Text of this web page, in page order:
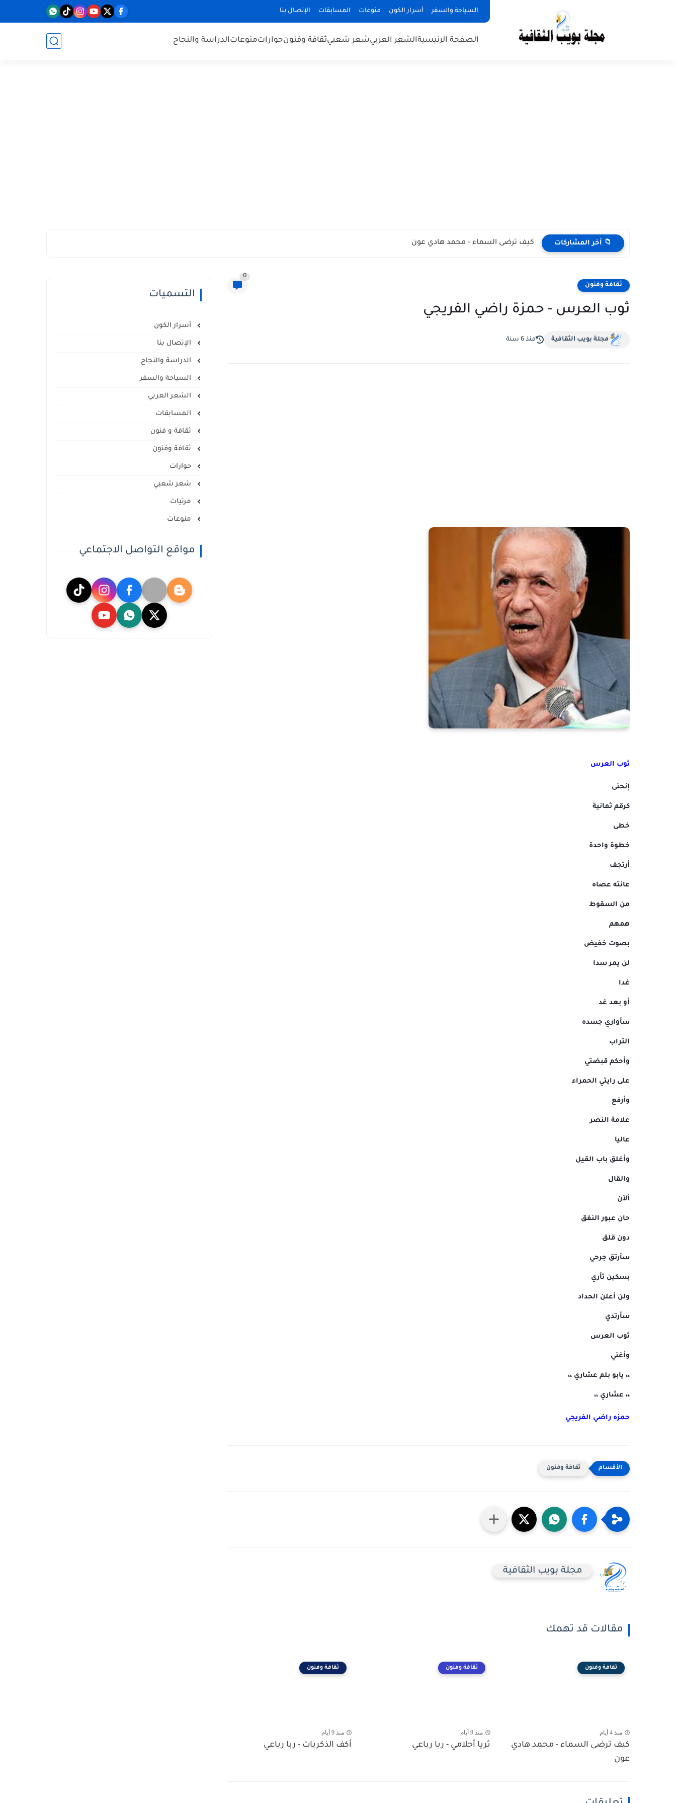
السياحة والسفر أسرار الكون منوعات المسابقات الإتصال بنا
الصفحة الرئيسيةالشعر العربيشعر شعبيثقافة وفنونحواراتمنوعاتالدراسة والنجاح
📁 أخر المشاركات كيف ترضى السماء - محمد هادي عون
ثقافة وفنون
0
ثوب العرس - حمزة راضي الفريجي
مجلة بويب الثقافية منذ 6 سنة
ثوب العرس
إنحنى
كرقم ثمانية
خطى
خطوة واحدة
أرتجف
عانته عصاه
من السقوط
همهم
بصوت خفيض
لن يمر سدا
غدا
أو بعد غد
سأواري جسده
التراب
وأحكم قبضتي
على رايتي الحمراء
وأرفع
علامة النصر
عاليا
وأغلق باب القيل
والقال
ألآن
حان عبور النفق
دون قلق
سأرتق جرحي
بسكين ثأري
ولن أعلن الحداد
سأرتدي
ثوب العرس
وأغني
،، يابو بلم عشاري ،،
،، عشاري ،،
حمزه راضي الفريجي
ثقافة وفنون
مجلة بويب الثقافية
مقالات قد تهمك
ثقافة وفنون
منذ 4 أيام
كيف ترضى السماء - محمد هادي
عون
ثقافة وفنون
منذ 9 أيام
ثريا أحلامي - ربا رباعي
ثقافة وفنون
منذ 9 أيام
أكف الذكريات - ربا رباعي
التسميات
أسرار الكون
الإتصال بنا
الدراسة والنجاح
السياحة والسفر
الشعر العربي
المسابقات
ثقافة و فنون
ثقافة وفنون
حوارات
شعر شعبي
مرئيات
منوعات
مواقع التواصل الاجتماعي